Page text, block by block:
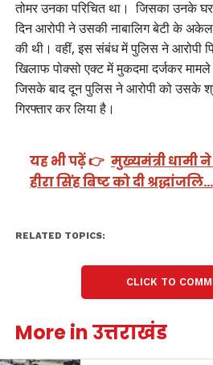
तोमर उनका परिचित था। जिसका उनके
दिन आरोपी ने उसकी नाबालिग बेटी के
की थी। वहीं, इस संबंध में पुलिस ने आरोपी
खिलाफ पोक्सो एक्ट में मुकदमा दर्जकर
जिसके बाद दून पुलिस ने आरोपी को उसके
गिरफ्तार कर लिया है।
यह भी पढ़ें 👉 मुख्यमंत्री धामी ने
हीरा सिंह बिष्ट को दी श्रद्धांजलि…
RELATED TOPICS:
CLICK TO
More in उत्तराखंड